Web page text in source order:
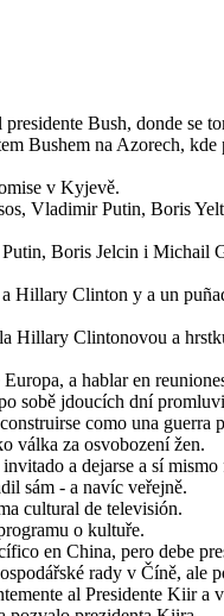
Bush, donde se
Bushem na Azorech,
v Kyjevě.
Vladimir Putin, Boris
Boris Jelcin i Michail
Hillary Clinton y a un
Hillary Clintonovou a
a hablar en
sobě jdoucích dní
como una guerra
válka za osvobození žen.
a dejarse a sí
sám - a navíc veřejně.
cultural de televisión.
o kultuře.
en China, pero debe
rady v Číně, ale
al Presidente Kiir a